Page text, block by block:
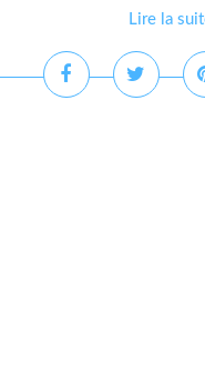
Lire la